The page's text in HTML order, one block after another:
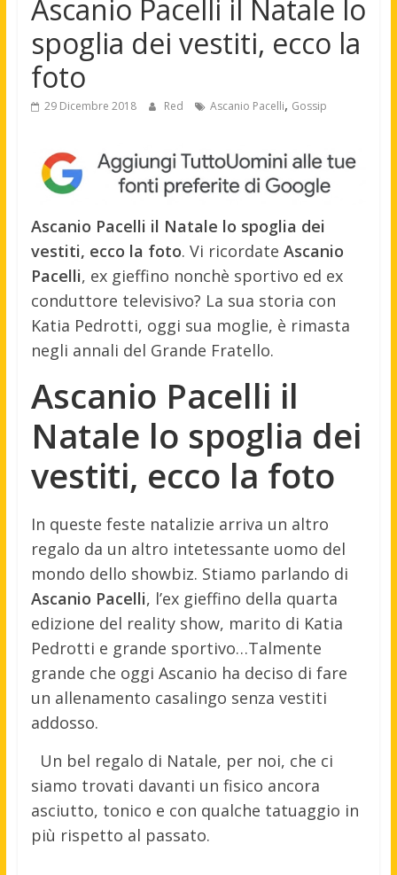
Ascanio Pacelli il Natale lo
spoglia dei vestiti, ecco la
foto
29 Dicembre 2018 Red Ascanio Pacelli, Gossip
Ascanio Pacelli il Natale lo spoglia dei
vestiti, ecco la foto. Vi ricordate Ascanio
Pacelli, ex gieffino nonchè sportivo ed ex
conduttore televisivo? La sua storia con
Katia Pedrotti, oggi sua moglie, è rimasta
negli annali del Grande Fratello.
Ascanio Pacelli il
Natale lo spoglia dei
vestiti, ecco la foto
In queste feste natalizie arriva un altro
regalo da un altro intetessante uomo del
mondo dello showbiz. Stiamo parlando di
Ascanio Pacelli, l’ex gieffino della quarta
edizione del reality show, marito di Katia
Pedrotti e grande sportivo…Talmente
grande che oggi Ascanio ha deciso di fare
un allenamento casalingo senza vestiti
addosso.
Un bel regalo di Natale, per noi, che ci
siamo trovati davanti un fisico ancora
asciutto, tonico e con qualche tatuaggio in
più rispetto al passato.